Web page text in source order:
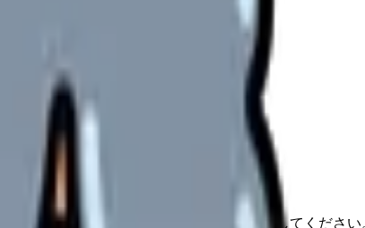
先・各サービス公式情報もあわせて確認してください